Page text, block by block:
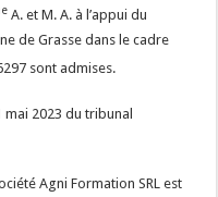
A. et M. A. à l’appui du
de Grasse dans le cadre
sont admises.
mai 2023 du tribunal
Agni Formation SRL est